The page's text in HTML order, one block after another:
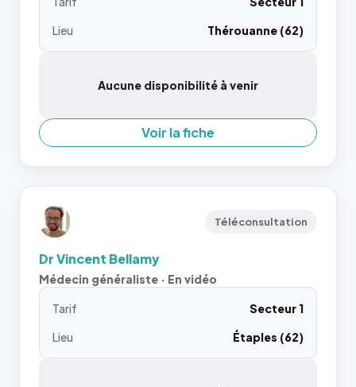
Lieu
Thérouanne (62)
Aucune disponibilité à venir
Voir la fiche
Téléconsultation
Dr Vincent Bellamy
Médecin généraliste · En vidéo
Tarif
Secteur 1
Lieu
Étaples (62)